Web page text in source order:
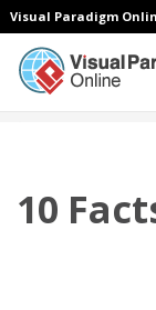
Visual Paradigm
10